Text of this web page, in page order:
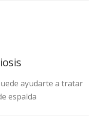
ayudarte a tratar
espalda